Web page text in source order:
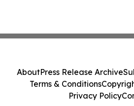
AboutPress Release Archive
Terms & Conditions
Privacy Policy